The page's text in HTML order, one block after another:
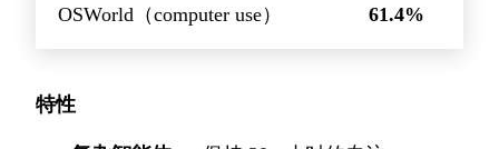
OSWorld（computer use） 61.4%
特性